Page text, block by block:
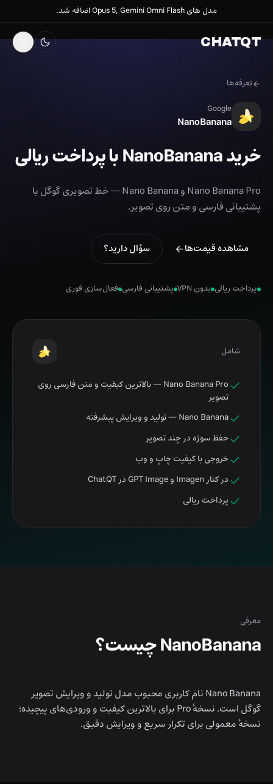
مدل های Opus 5, Gemini Omni Flash اضافه شد.
CHATQT
تعرفه‌ها
Google
NanoBanana
خرید NanoBanana با پرداخت ریالی
Nano Banana Pro و Nano Banana — خط تصویری گوگل با
پشتیبانی فارسی و متن روی تصویر.
مشاهده قیمت‌ها سؤال دارید؟
پرداخت ریالی بدون VPN پشتیبانی فارسی فعال‌سازی فوری
شامل
Nano Banana Pro — بالاترین کیفیت و متن فارسی روی
تصویر
Nano Banana — تولید و ویرایش پیشرفته
حفظ سوژه در چند تصویر
خروجی با کیفیت چاپ و وب
در کنار Imagen و GPT Image در ChatQT
پرداخت ریالی
معرفی
NanoBanana چیست؟
Nano Banana نام کاربری محبوب مدل تولید و ویرایش تصویر
گوگل است. نسخهٔ Pro برای بالاترین کیفیت و ورودی‌های پیچیده؛
نسخهٔ معمولی برای تکرار سریع و ویرایش دقیق.